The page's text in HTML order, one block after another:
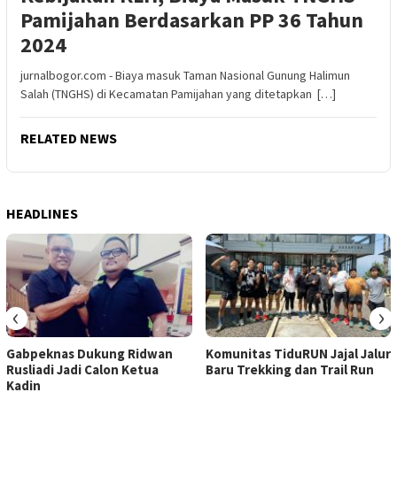
Pamijahan Berdasarkan PP 36 Tahun
2024
jurnalbogor.com - Biaya masuk Taman Nasional Gunung Halimun
Salah (TNGHS) di Kecamatan Pamijahan yang ditetapkan […]
RELATED NEWS
HEADLINES
Gabpeknas Dukung Ridwan
Rusliadi Jadi Calon Ketua
Kadin
Komunitas TiduRUN Jajal Jalur
Baru Trekking dan Trail Run
‹ ›